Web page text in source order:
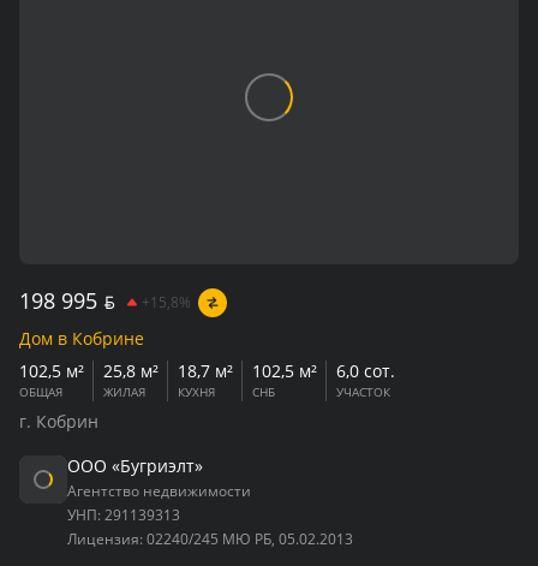
198 995 BYN +15,8%
Дом в Кобрине
102,5 м²
ОБЩАЯ
25,8 м²
ЖИЛАЯ
18,7 м²
КУХНЯ
102,5 м²
СНБ
6,0 сот.
УЧАСТОК
г. Кобрин
ООО «Бугриэлт»
Агентство недвижимости
УНП: 291139313
Лицензия: 02240/245 МЮ РБ, 05.02.2013